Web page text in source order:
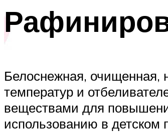
Белоснежная, очищенная,
температур и
веществами для
использованию в детском